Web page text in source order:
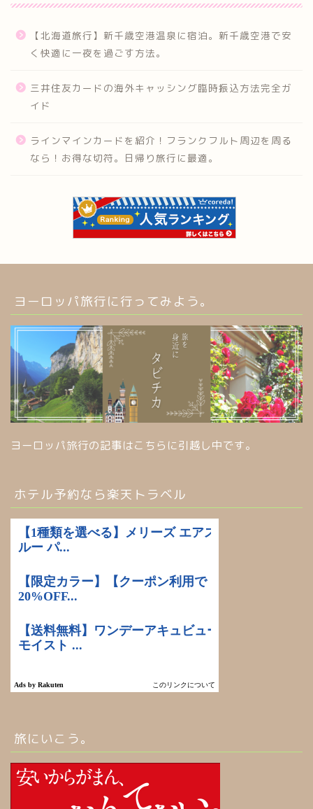
【北海道旅行】新千歳空港温泉に宿泊。新千歳空港で安
く快適に一夜を過ごす方法。
三井住友カードの海外キャッシング臨時振込方法完全ガ
イド
ラインマインカードを紹介！フランクフルト周辺を周る
なら！お得な切符。日帰り旅行に最適。
ヨーロッパ旅行に行ってみよう。
ヨーロッパ旅行の記事はこちらに引越し中です。
ホテル予約なら楽天トラベル
旅にいこう。